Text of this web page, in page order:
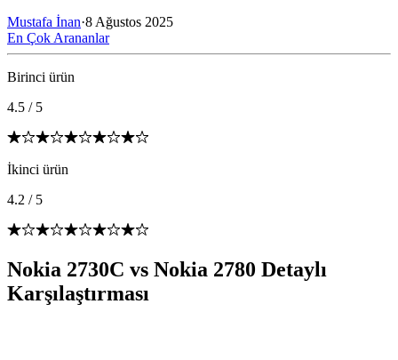
Mustafa İnan·8 Ağustos 2025
En Çok Arananlar
Birinci ürün
4.5 / 5
İkinci ürün
4.2 / 5
Nokia 2730C vs Nokia 2780 Detaylı
Karşılaştırması